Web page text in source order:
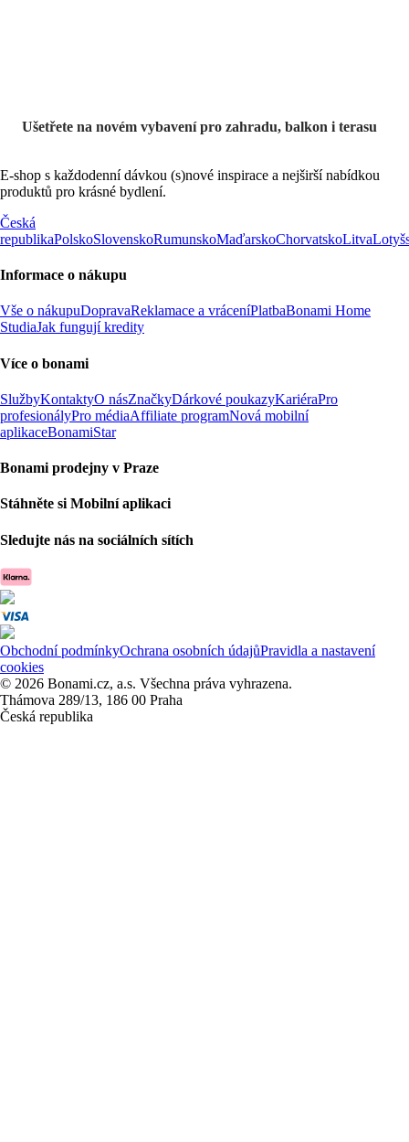
Ušetřete na novém vybavení pro zahradu, balkon i terasu
E-shop s každodenní dávkou (s)nové inspirace a nejširší nabídkou
produktů pro krásné bydlení.
Česká
republikaPolskoSlovenskoRumunskoMaďarskoChorvatskoLitva
Informace o nákupu
Vše o nákupuDopravaReklamace a vráceníPlatbaBonami Home
StudiaJak fungují kredity
Více o bonami
SlužbyKontaktyO násZnačkyDárkové poukazyKariéraPro
profesionályPro médiaAffiliate programNová mobilní
aplikaceBonamiStar
Bonami prodejny v Praze
Stáhněte si Mobilní aplikaci
Sledujte nás na sociálních sítích
Obchodní podmínkyOchrana osobních údajůPravidla a nastavení
cookies
© 2026 Bonami.cz, a.s. Všechna práva vyhrazena.
Thámova 289/13, 186 00 Praha
Česká republika